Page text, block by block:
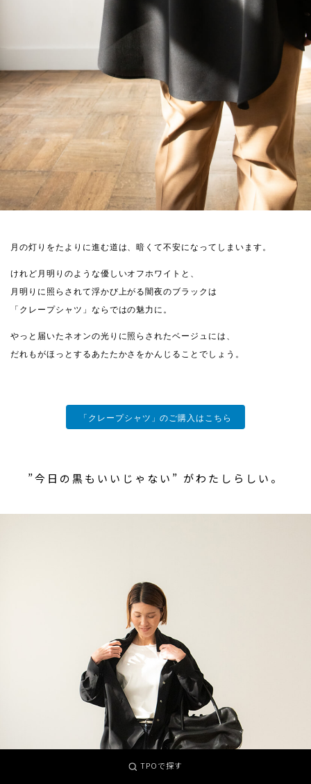
月の灯りをたよりに進む道は、暗くて不安になってしまいます。
けれど月明りのような優しいオフホワイトと、
月明りに照らされて浮かび上がる闇夜のブラックは
「クレープシャツ」ならではの魅力に。
やっと届いたネオンの光りに照らされたベージュには、
だれもがほっとするあたたかさをかんじることでしょう。
「クレープシャツ」のご購入はこちら
”今日の黒もいいじゃない” がわたしらしい。
TPOで探す